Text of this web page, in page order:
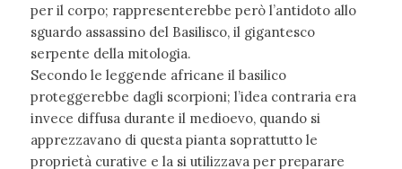
per il corpo; rappresenterebbe però l’antidoto allo
sguardo assassino del Basilisco, il gigantesco
serpente della mitologia.
Secondo le leggende africane il basilico
proteggerebbe dagli scorpioni; l’idea contraria era
invece diffusa durante il medioevo, quando si
apprezzavano di questa pianta soprattutto le
proprietà curative e la si utilizzava per preparare